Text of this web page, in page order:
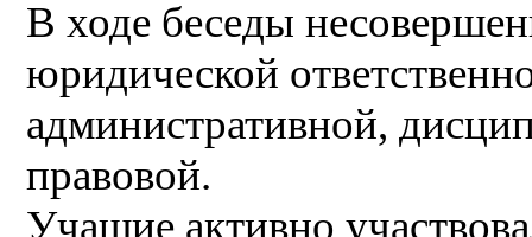
В ходе беседы
юридической
административной,
правовой.
Учащие активно